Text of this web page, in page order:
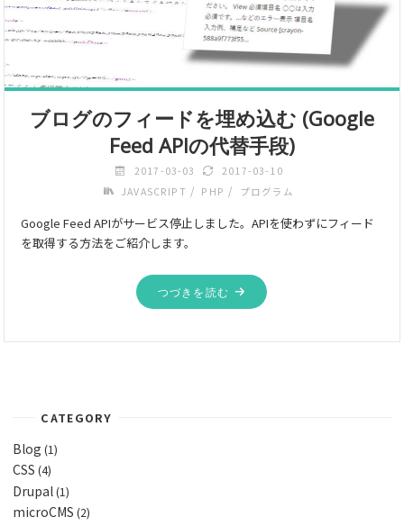
CATEGORY
Blog (1)
CSS (4)
Drupal(1)
microCMS (2)
ブログのフィードを埋め込む (Google
Feed APIの代替手段)
2017-03-03
2017-03-10
JAVASCRIPT / PHP / プログラム
Google Feed APIがサービス停止しました。APIを使わずにフィード
を取得する方法をご紹介します。
つづきを読む